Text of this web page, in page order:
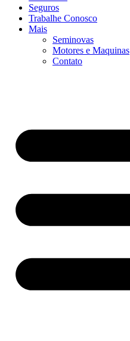
Seguros
Trabalhe Conosco
Mais
Seminovas
Motores e Maquinas
Contato